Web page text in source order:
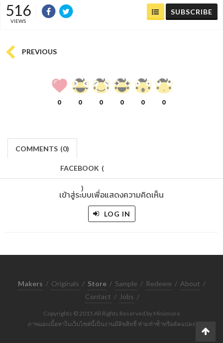
516
VIEWS
SUBSCRIBE
PREVIOUS
0 0 0 0 0 0
COMMENTS (0)
FACEBOOK (
)
เข้าสู่ระบบเพื่อแสดงความคิดเห็น
LOG IN
Makers / Originals / Store / Sample / Redeem / About /
Contact / Jobs /
Copyrights © 2015 All Rights Reserved by Minimore
ภาพและเนื้อหาในเว็บไซต์นี้เป็นงานมีลิขสิทธิ์ ห้ามทำซ้ำหรือดัดแปลง